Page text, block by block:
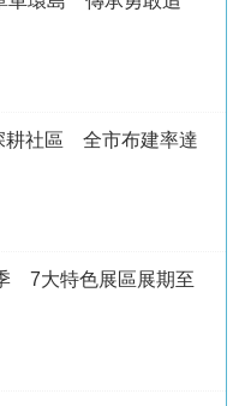
耕社區 全市布建率達
7大特色展區展期至